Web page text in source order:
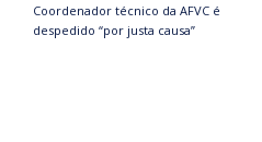
Coordenador técnico da AFVC é
despedido “por justa causa”